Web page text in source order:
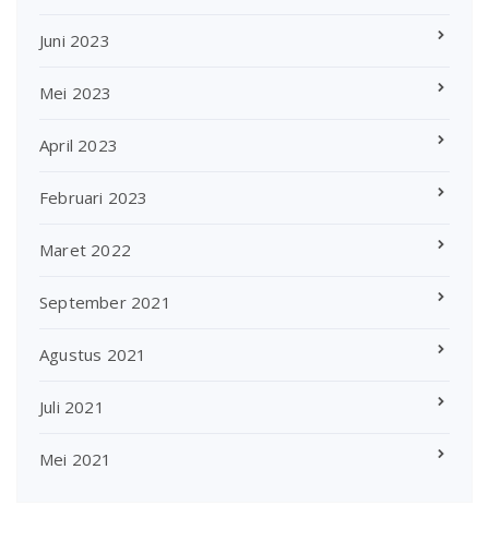
Juni 2023
Mei 2023
April 2023
Februari 2023
Maret 2022
September 2021
Agustus 2021
Juli 2021
Mei 2021